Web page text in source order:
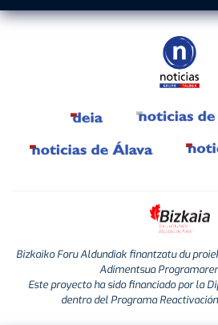
Bizkaiko Foru Aldundiak finantzatu du
Adimentsua
Este proyecto ha sido financiado por la
dentro del Programa